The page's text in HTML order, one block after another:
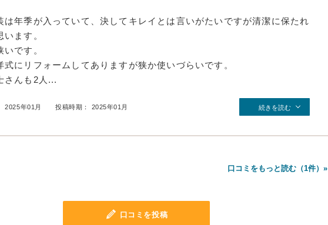
は年季が入っていて、決してキレイとは言いがたいですが清潔に保たれ
ます。
です。
式にリフォームしてありますが狭か使いづらいです。
さんも2人...
2025年01月 投稿時期： 2025年01月 続きを読む
口コミをもっと読む（1件）»
口コミを投稿